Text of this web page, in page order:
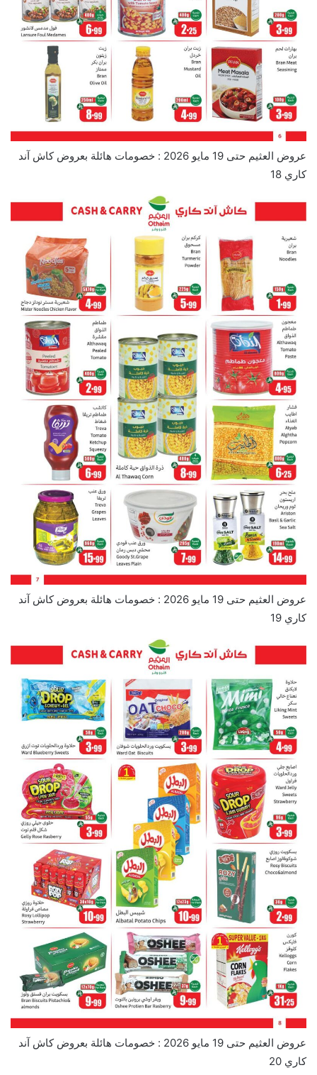
عروض العثيم حتى 19 مايو 2026 : خصومات هائلة بعروض كاش آند
كاري 18
عروض العثيم حتى 19 مايو 2026 : خصومات هائلة بعروض كاش آند
كاري 19
عروض العثيم حتى 19 مايو 2026 : خصومات هائلة بعروض كاش آند
كاري 20